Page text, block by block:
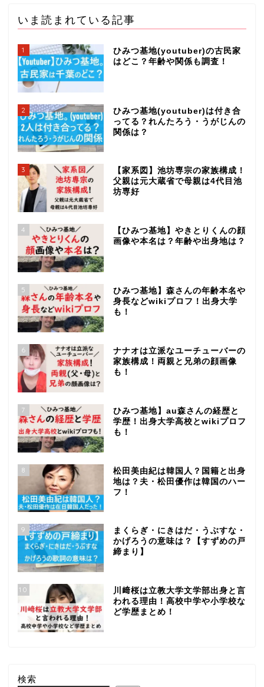
いま読まれている記事
1
ひみつ基地(youtuber)の古民家
はどこ？年齢や関係も調査！
2
ひみつ基地(youtuber)は付き合
ってる？れんたろう・うがじんの
関係は？
3
【家系図】池坊専宗の家族構成！
父親は元大蔵省で母親は4代目池
坊専好
4
【ひみつ基地】やきとりくんの顔
画像や本名は？年齢や出身地は？
5
ひみつ基地】森さんの年齢本名や
身長などwikiプロフ！出身大学
も！
6
ナナオは立派なユーチューバーの
家族構成！両親と兄弟の顔画像
も！
7
ひみつ基地】au森さんの経歴と
学歴！出身大学高校とwikiプロフ
も！
8
松田美由紀は韓国人？国籍と出身
地は？夫・松田優作は韓国のハー
フ！
9
まくらぎ・にきはだ・うぶすな・
かげろうの意味は？【すずめの戸
締まり】
10
川﨑桜は立教大学文学部出身と言
われる理由！高校中学や小学校な
ど学歴まとめ！
検索